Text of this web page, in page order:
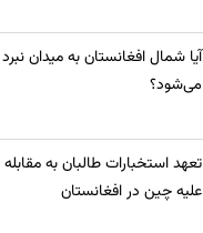
​آیا شمال افغانستان به میدان
می‌شود؟
تعهد استخبارات طالبان به
علیه چین در افغانستان